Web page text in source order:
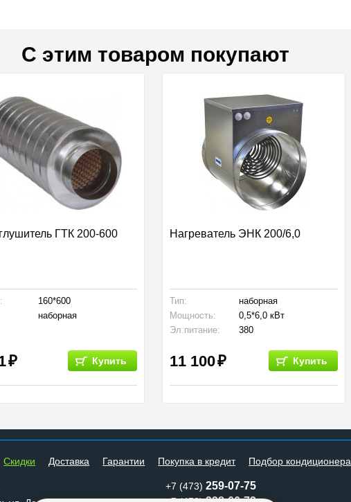
С этим товаром покупают
ГТК 200-600
160*600
наборная
Купить
Нагреватель ЭНК 200/6,0
Тип:
наборная
Мощность:
0,5*6,0 кВт
Эл.питание:
380
11 100 Купить
Cкидки Доставка Гарантии Покупка в кредит Подбор кондиционера
+7 (473) 259-07-75